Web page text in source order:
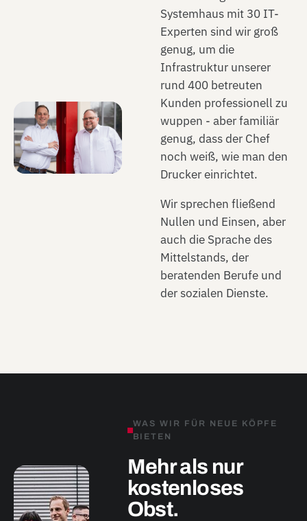
Systemhaus mit 30 IT-
Experten sind wir groß
genug, um die
Infrastruktur unserer
rund 400 betreuten
Kunden professionell zu
wuppen - aber familiär
genug, dass der Chef
noch weiß, wie man den
Drucker einrichtet.
Wir sprechen fließend
Nullen und Einsen, aber
auch die Sprache des
Mittelstands, der
beratenden Berufe und
der sozialen Dienste.
WAS WIR FÜR NEUE KÖPFE
BIETEN
Mehr als nur
kostenloses
Obst.